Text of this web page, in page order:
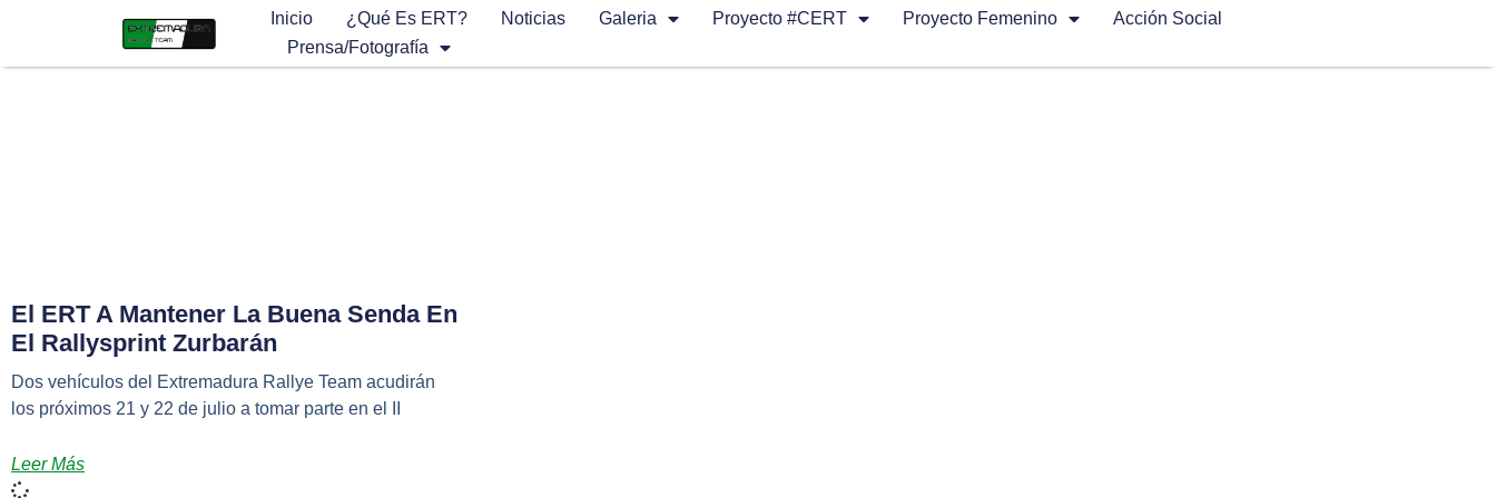
Inicio ¿Qué Es ERT? Noticias Galeria Proyecto #CERT Proyecto Femenino
Acción Social
Prensa/Fotografía
El ERT A Mantener La Buena Senda En
El Rallysprint Zurbarán
Dos vehículos del Extremadura Rallye Team acudirán
los próximos 21 y 22 de julio a tomar parte en el II
Leer Más